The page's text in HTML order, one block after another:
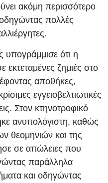
ακόμη περισσότερο
πολλές
ότι η
εκτεταμένες ζημιές στο
αποθήκες,
εγγειοβελτιωτικές
Στον κτηνοτροφικό
ανυπολόγιστη, καθώς
θεομηνιών και της
σε απώλειες που
παράλληλα
και οδηγώντας